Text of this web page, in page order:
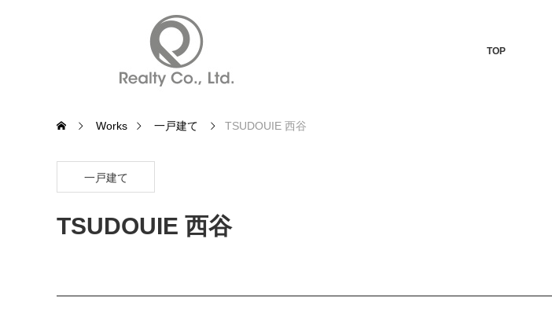
TOP
Works 一戸建て TSUDOUIE 西谷
一戸建て
TSUDOUIE 西谷